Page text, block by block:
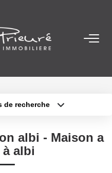
de recherche
Budget max
albi - Maison a
albi